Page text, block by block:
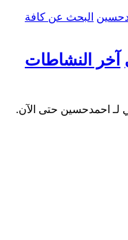
البحث عن كافة
آخر النشاطات
لـ احمدحسين حتى الآن.